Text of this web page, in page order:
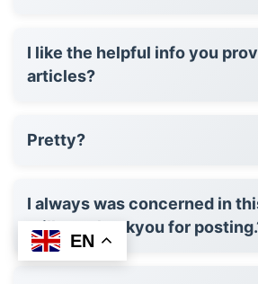
I like the helpful info you
articles?
Pretty?
I always was concerned in
still am, thankyou for
EN